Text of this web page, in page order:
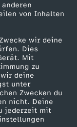
von Inhalten
wir deine
Dies
Mit
zu
deine
unter
Zwecken du
nicht. Deine
jederzeit mit